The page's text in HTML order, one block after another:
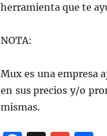
herramienta que te
NOTA:
Mux es una empresa
en sus precios y/o
mismas.